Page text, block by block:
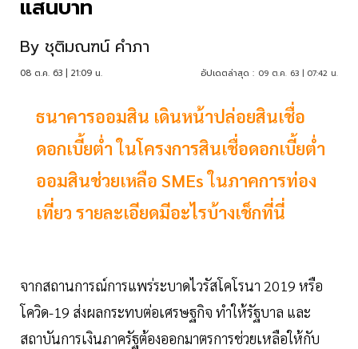
แสนบาท
By ชุติมณฑน์ คำภา
08 ต.ค. 63 | 21:09 น. อัปเดตล่าสุด : 09 ต.ค. 63 | 07:42 น.
ธนาคารออมสิน เดินหน้าปล่อยสินเชื่อ
ดอกเบี้ยต่ำ ในโครงการสินเชื่อดอกเบี้ยต่ำ
ออมสินช่วยเหลือ SMEs ในภาคการท่อง
เที่ยว รายละเอียดมีอะไรบ้างเช็กที่นี่
จากสถานการณ์การแพร่ระบาดไวรัสโคโรนา 2019 หรือ
โควิด-19 ส่งผลกระทบต่อเศรษฐกิจ ทำให้รัฐบาล และ
สถาบันการเงินภาครัฐต้องออกมาตรการช่วยเหลือให้กับ